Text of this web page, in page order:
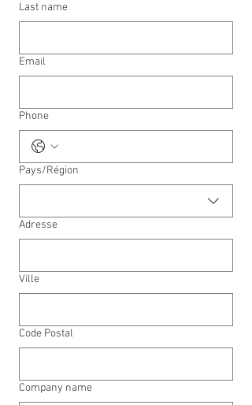
Last name
Email
Phone
Multi-line address
Pays/Région
Adresse
Ville
Code Postal
Company name